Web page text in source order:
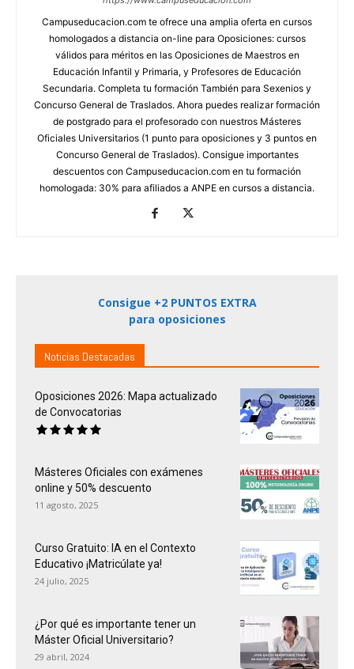
Campuseducacion.com te ofrece una amplia oferta en cursos
homologados a distancia on-line para Oposiciones: cursos
válidos para méritos en las Oposiciones de Maestros en
Educación Infantil y Primaria, y Profesores de Educación
Secundaria. Completa tu formación También para Sexenios y
Concurso General de Traslados. Ahora puedes realizar formación
de postgrado para el profesorado con nuestros Másteres
Oficiales Universitarios (1 punto para oposiciones y 3 puntos en
Concurso General de Traslados). Consigue importantes
descuentos con Campuseducacion.com en tu formación
homologada: 30% para afiliados a ANPE en cursos a distancia.
Consigue +2 PUNTOS EXTRA
para oposiciones
Noticias Destacadas
Oposiciones 2026: Mapa actualizado
de Convocatorias
Másteres Oficiales con exámenes
online y 50% descuento
11 agosto, 2025
Curso Gratuito: IA en el Contexto
Educativo ¡Matricúlate ya!
24 julio, 2025
¿Por qué es importante tener un
Máster Oficial Universitario?
29 abril, 2024